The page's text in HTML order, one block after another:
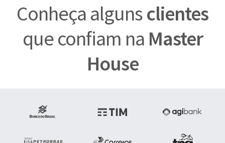
Conheça algunsclientes
que confiam na Master
House